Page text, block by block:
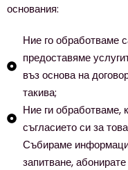
основания:
Ние го обработваме
предоставяме
въз основа на
такива;
Ние ги обработваме,
съгласието си за
Събираме
запитване,